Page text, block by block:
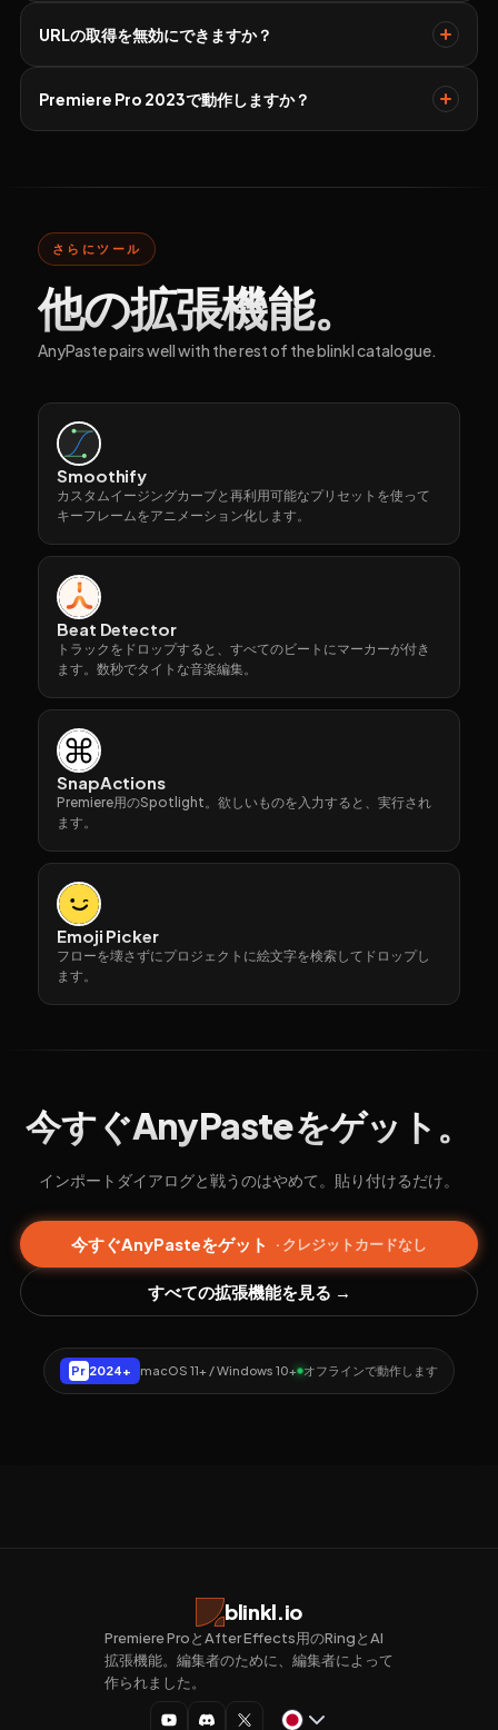
URLの取得を無効にできますか？
Premiere Pro 2023で動作しますか？
さらにツール
他の拡張機能。
AnyPaste pairs well with the rest of the blinkl catalogue.
Smoothify
カスタムイージングカーブと再利用可能なプリセットを使って
キーフレームをアニメーション化します。
Beat Detector
トラックをドロップすると、すべてのビートにマーカーが付き
ます。数秒でタイトな音楽編集。
SnapActions
Premiere用のSpotlight。欲しいものを入力すると、実行され
ます。
Emoji Picker
フローを壊さずにプロジェクトに絵文字を検索してドロップし
ます。
今すぐAnyPasteをゲット。
インポートダイアログと戦うのはやめて。貼り付けるだけ。
今すぐAnyPasteをゲット · クレジットカードなし
すべての拡張機能を見る →
Pr 2024+ macOS 11+ / Windows 10+ オフラインで動作します
blinkl.io
Premiere ProとAfter Effects用のRingとAI
拡張機能。編集者のために、編集者によって
作られました。